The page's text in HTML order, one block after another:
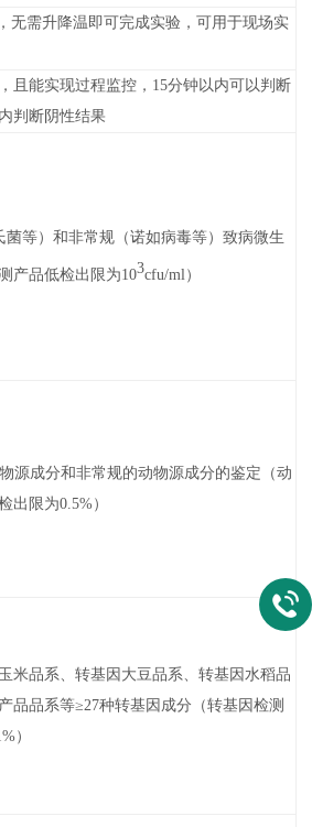
无需升降温即可完成实验，可用于现场实
且能实现过程监控，15分钟 以内可以判断
判断阴性结果
菌等）和非常规（诺如病毒等）致病微生
产品低检出限为103cfu/ml）
源成分和非常规的动物源成分的鉴定（动
出限为0.5%）
米品系、转基因大豆品系、转基因水稻品
品品系等≥27种转基因成分（转基因检测
）